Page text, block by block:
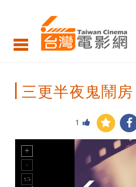
Taiwan
Cinema
三更半夜鬼鬧房
1